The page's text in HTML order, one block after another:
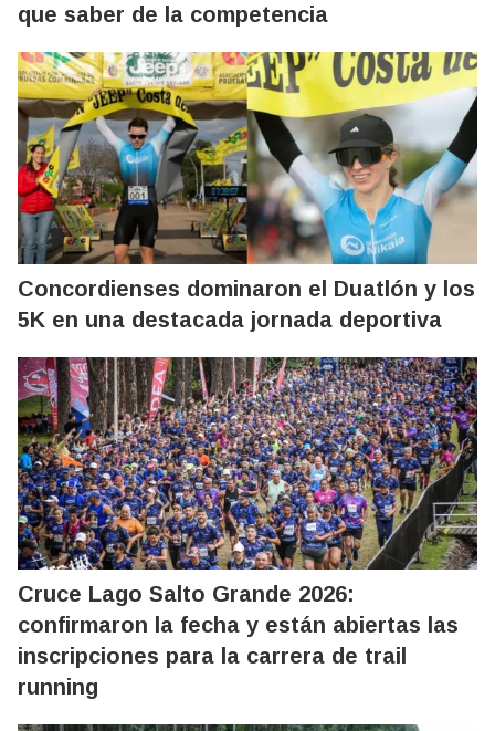
que saber de la competencia
Concordienses dominaron el Duatlón y los
5K en una destacada jornada deportiva
Cruce Lago Salto Grande 2026:
confirmaron la fecha y están abiertas las
inscripciones para la carrera de trail
running